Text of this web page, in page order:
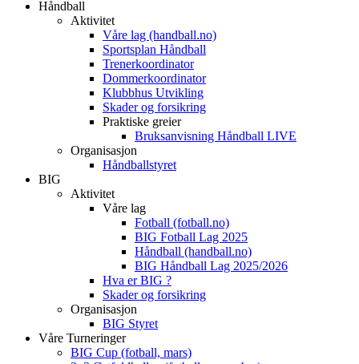
Håndball
Aktivitet
Våre lag (handball.no)
Sportsplan Håndball
Trenerkoordinator
Dommerkoordinator
Klubbhus Utvikling
Skader og forsikring
Praktiske greier
Bruksanvisning Håndball LIVE
Organisasjon
Håndballstyret
BIG
Aktivitet
Våre lag
Fotball (fotball.no)
BIG Fotball Lag 2025
Håndball (handball.no)
BIG Håndball Lag 2025/2026
Hva er BIG ?
Skader og forsikring
Organisasjon
BIG Styret
Våre Turneringer
BIG Cup (fotball, mars)